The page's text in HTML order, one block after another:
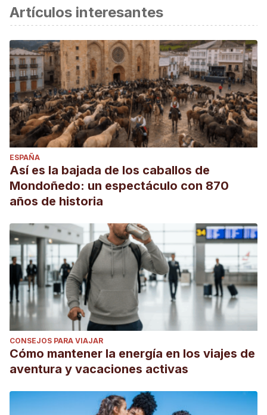
Artículos interesantes
ESPAÑA
Así es la bajada de los caballos de
Mondoñedo: un espectáculo con 870
años de historia
CONSEJOS PARA VIAJAR
Cómo mantener la energía en los viajes de
aventura y vacaciones activas